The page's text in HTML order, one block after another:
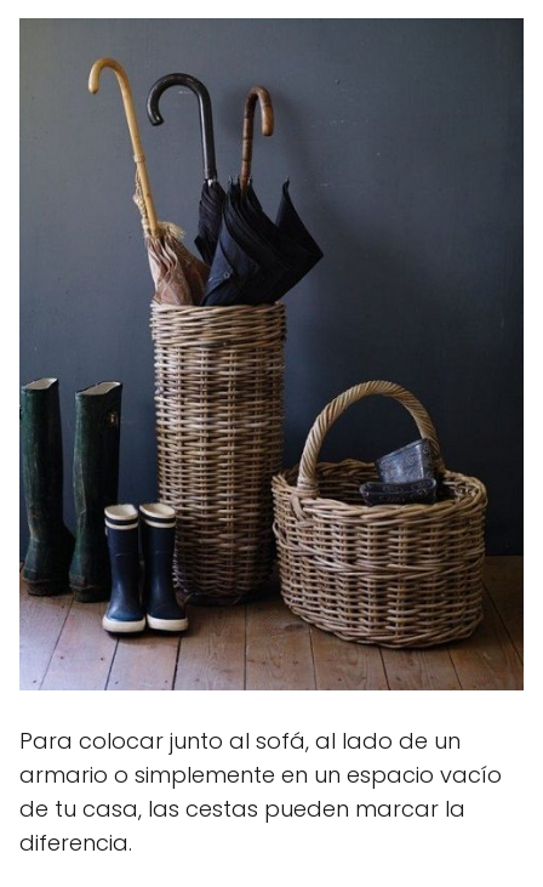
Para colocar junto al sofá, al lado de un
armario o simplemente en un espacio vacío
de tu casa, las cestas pueden marcar la
diferencia.